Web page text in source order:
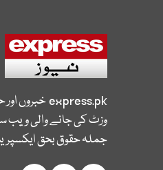
express.pkخبروں
وزٹ کی جانے والی ویب
جملہ حقوق بحق